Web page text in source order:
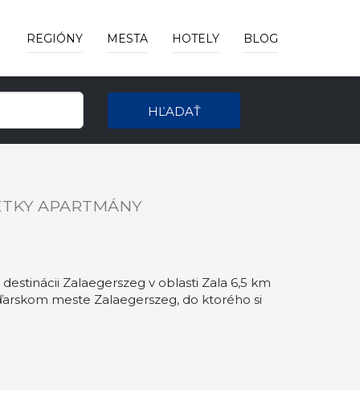
REGIÓNY MESTA HOTELY BLOG
HĽADAŤ
APARTMÁNY
Zalaegerszeg v oblasti Zala 6,5 km
meste Zalaegerszeg, do ktorého si